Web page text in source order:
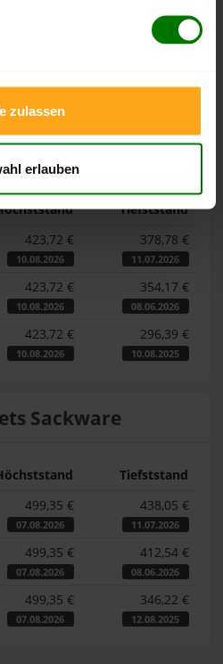
zulassen
erlauben
Höchst- und Tiefststände der
und Holzpellets
wurde.
Tiefststand
423,72 €
10.08.2026
378,78 €
11.07.2026
423,72 €
10.08.2026
354,17 €
08.06.2026
423,72 €
10.08.2026
296,39 €
10.08.2025
Sackware
Tiefststand
499,35 €
07.08.2026
438,05 €
11.07.2026
499,35 €
07.08.2026
412,54 €
08.06.2026
499,35 €
07.08.2026
346,22 €
12.08.2025